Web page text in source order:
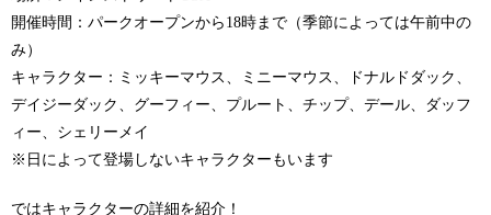
開催時間：パークオープンから18時まで（季節によっては午前中の
み）
キャラクター：ミッキーマウス、ミニーマウス、ドナルドダック、
デイジーダック、グーフィー、プルート、チップ、デール、ダッフ
ィー、シェリーメイ
※日によって登場しないキャラクターもいます
ではキャラクターの詳細を紹介！